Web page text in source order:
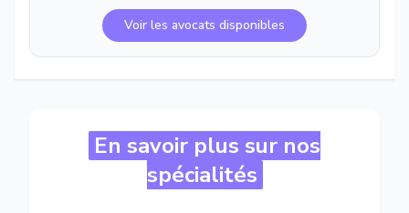
Voir les avocats disponibles
En savoir plus sur nos
spécialités